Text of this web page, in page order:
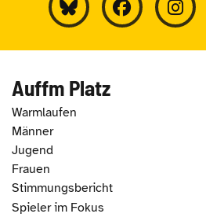
Auffm Platz
Warmlaufen
Männer
Jugend
Frauen
Stimmungsbericht
Spieler im Fokus